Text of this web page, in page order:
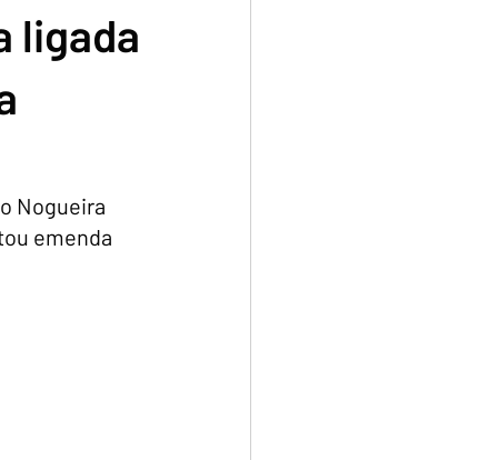
ligada
Nogueira
emenda